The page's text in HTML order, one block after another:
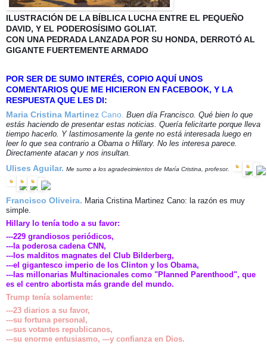
ILUSTRACIÓN DE LA BÍBLICA LUCHA ENTRE EL PEQUEÑO
DAVID, Y EL PODEROSÍSIMO GOLIAT.
CON UNA PEDRADA LANZADA POR SU HONDA, DERROTÓ AL
GIGANTE FUERTEMENTE ARMADO
POR SER DE SUMO INTERÉS, COPIO AQUÍ UNOS
COMENTARIOS QUE ME HICIERON EN FACEBOOK, Y LA
RESPUESTA QUE LES DI:
Maria Cristina Martinez Cano. Buen día Francisco. Qué bien lo que
estás haciendo de presentar estas noticias. Quería felicitarte porque lleva
tiempo hacerlo. Y lastimosamente la gente no está interesada luego en
leer lo que sea contrario a Obama o Hillary. No les interesa parece.
Directamente atacan y nos insultan.
Ulises Aguilar. Me sumo a los agradecimientos de María Cristina, profesor.
Francisco Oliveira. Maria Cristina Martinez Cano: l a razón es muy
simple.
Hillary lo tenía todo a su favor:
---229 grandiosos periódicos,
---la poderosa cadena CNN,
---los malditos magnates del Club Bilderberg,
---el gigantesco imperio de los Clinton y los Obama,
---las millonarias Multinacionales como "Planned Parenthood", que
es el centro abortista más grande del mundo.
Trump tenía solamente:
---23 diarios a su favor,
---su fortuna personal,
---sus votantes republicanos,
---su enorme entusiasmo, ---y confianza en Dios.